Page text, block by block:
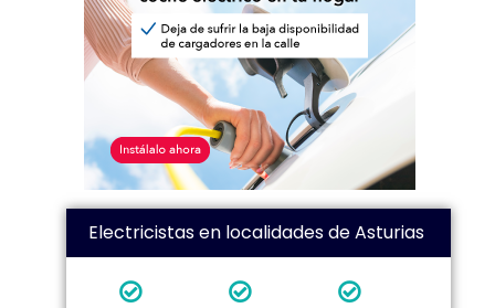
Electricistas en localidades de Asturias